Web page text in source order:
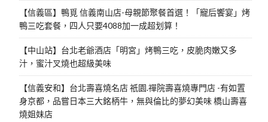
【信義區】鴨覓 信義南山店-母親節聚餐首選！「寵后饗宴」烤
鴨三吃套餐，四人只要4088加一成超划算！
【中山站】台北老爺酒店「明宮」烤鴨三吃，皮脆肉嫩又多
汁，蜜汁叉燒也超級美味
【信義安和】台北壽喜燒名店 祇園.禪院壽喜燒專門店 -有如置
身京都，品嘗日本三大銘柄牛，無與倫比的夢幻美味 橋山壽喜
燒姐妹店